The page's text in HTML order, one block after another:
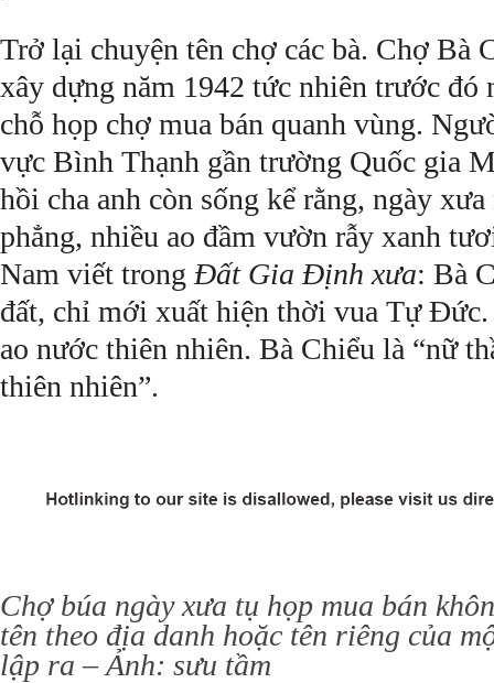
Trở lại chuyện tên chợ các bà. Chợ Bà
xây dựng năm 1942 tức nhiên trước đó
chỗ họp chợ mua bán quanh vùng.
vực Bình Thạnh gần trường Quốc gia
hồi cha anh còn sống kể rằng, ngày
phẳng, nhiều ao đầm vườn rẫy xanh
Nam viết trongÐất Gia Ðịnh xưa: Bà
đất, chỉ mới xuất hiện thời vua Tự
ao nước thiên nhiên. Bà Chiểu là “nữ
thiên nhiên”.
Chợ búa ngày xưa tụ họp mua bán
tên theo địa danh hoặc tên riêng của
lập ra – Ảnh: sưu tầm